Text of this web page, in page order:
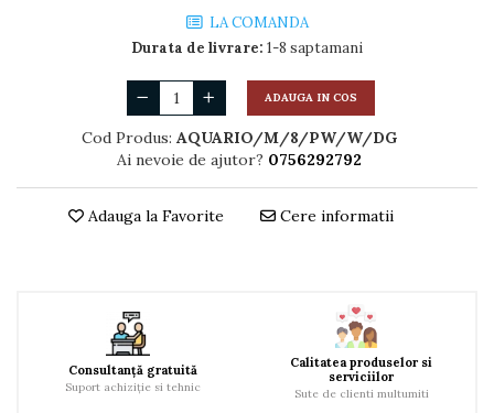
LA COMANDA
Durata de livrare: 1-8 saptamani
ADAUGA IN COS
Cod Produs: AQUARIO/M/8/PW/W/DG
Ai nevoie de ajutor? 0756292792
Adauga la Favorite Cere informatii
Consultanță gratuită
Suport achiziție si tehnic
Calitatea produselor si
serviciilor
Sute de clienti multumiti